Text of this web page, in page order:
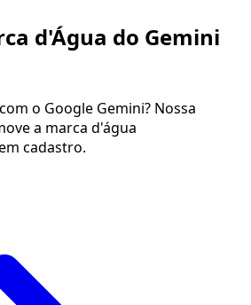
d'Água do Gemini
o Google Gemini? Nossa
a marca d'água
cadastro.